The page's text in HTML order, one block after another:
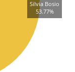
Silvia Bosio
53.77%